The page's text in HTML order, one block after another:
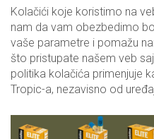
Kolačići koje koristimo na
nam da vam obezbedimo
vaše parametre i pomažu
što pristupate našem veb
politika kolačića primenjuje
Tropic-a, nezavisno od